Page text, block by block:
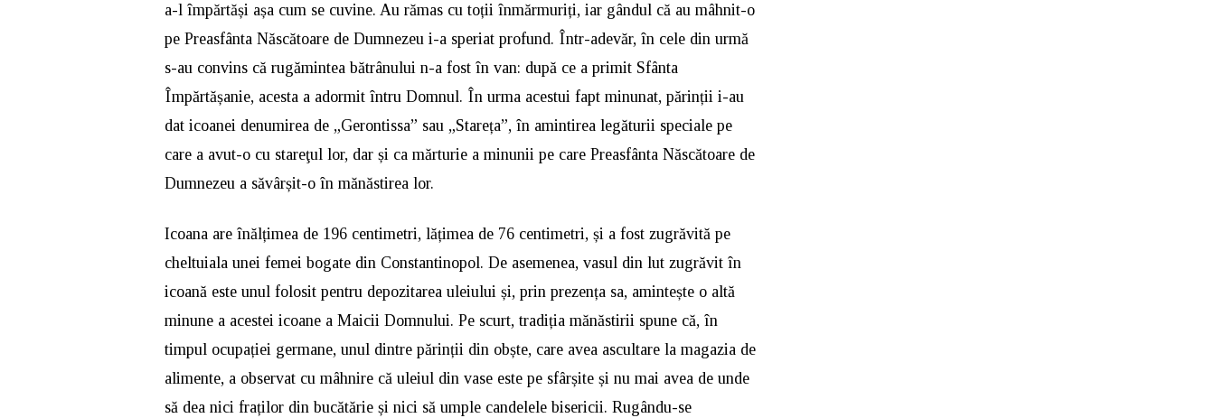
a-l împărtăși așa cum se cuvine. Au rămas cu toții înmărmuriți, iar gândul că au mâhnit-o
pe Preasfânta Născătoare de Dumnezeu i-a speriat profund. Într-adevăr, în cele din urmă
s-au convins că rugămintea bătrânului n-a fost în van: după ce a primit Sfânta
Împărtășanie, acesta a adormit întru Domnul. În urma acestui fapt minunat, părinții i-au
dat icoanei denumirea de „Gerontissa” sau „Stareța”, în amintirea legăturii speciale pe
care a avut-o cu stareţul lor, dar și ca mărturie a minunii pe care Preasfânta Născătoare de
Dumnezeu a săvârșit-o în mănăstirea lor.
Icoana are înălțimea de 196 centimetri, lățimea de 76 centimetri, și a fost zugrăvită pe
cheltuiala unei femei bogate din Constantinopol. De asemenea, vasul din lut zugrăvit în
icoană este unul folosit pentru depozitarea uleiului și, prin prezența sa, amintește o altă
minune a acestei icoane a Maicii Domnului. Pe scurt, tradiția mănăstirii spune că, în
timpul ocupației germane, unul dintre părinții din obște, care avea ascultare la magazia de
alimente, a observat cu mâhnire că uleiul din vase este pe sfârșite și nu mai avea de unde
să dea nici fraților din bucătărie și nici să umple candelele bisericii. Rugându-se